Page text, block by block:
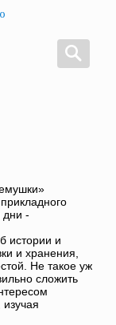
дни -
истории и
и хранения,
Не такое уж
сложить